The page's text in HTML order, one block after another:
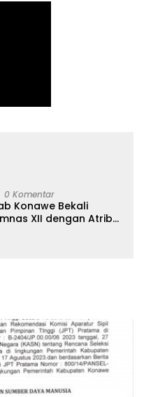
0 Komentar
Konawe Bekali
XII dengan Atribut